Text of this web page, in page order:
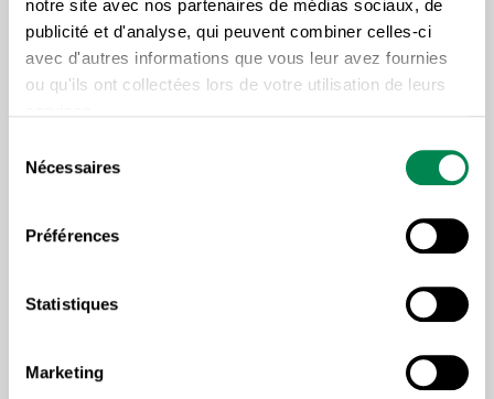
notre site avec nos partenaires de médias sociaux, de
publicité et d'analyse, qui peuvent combiner celles-ci
avec d'autres informations que vous leur avez fournies
ou qu'ils ont collectées lors de votre utilisation de leurs
Nécessaires
Préférences
Statistiques
Marketing
Parc olympique
Pierre-de Courbertin et Pie-IX / Métro Pie-IX
militants de la CSD ainsi que les transports partant
Lire plus d'articles sous la